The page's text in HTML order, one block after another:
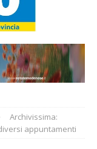
Archivissima:
appuntamenti